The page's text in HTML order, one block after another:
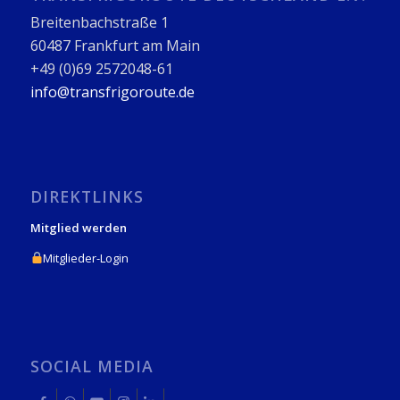
Breitenbachstraße 1
60487 Frankfurt am Main
+49 (0)69 2572048-61
info@transfrigoroute.de
DIREKTLINKS
Mitglied werden
Mitglieder-Login
SOCIAL MEDIA